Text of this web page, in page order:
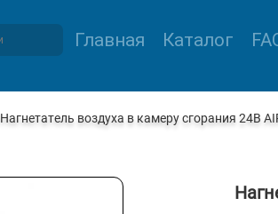
Главная Каталог
Нагнетатель воздуха в камеру сгорания 24B